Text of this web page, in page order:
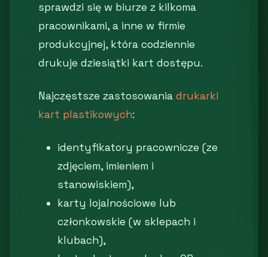
sprawdzi się w biurze z kilkoma
pracownikami, a inne w firmie
produkcyjnej, która codziennie
drukuje dziesiątki kart dostępu.
Najczęstsze zastosowania drukarki
kart plastikowych:
identyfikatory pracownicze (ze
zdjęciem, imieniem i
stanowiskiem),
karty lojalnościowe lub
członkowskie (w sklepach i
klubach),